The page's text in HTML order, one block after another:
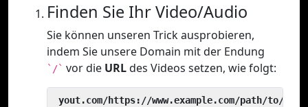
Finden Sie Ihr Video/Audio
Sie können unseren Trick ausprobieren,
indem Sie unsere Domain mit der Endung
`/` vor die URLdes Videos setzen, wie folgt:
yout.com/https://www.example.com/path/to/